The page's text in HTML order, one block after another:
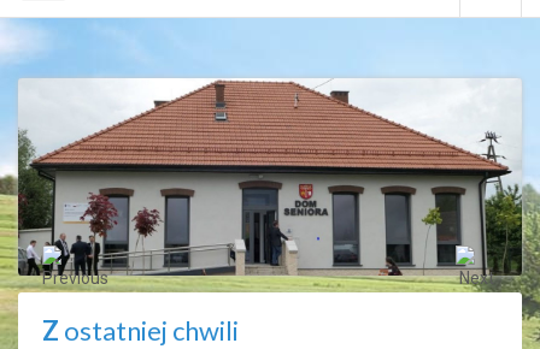
Z ostatniej chwili